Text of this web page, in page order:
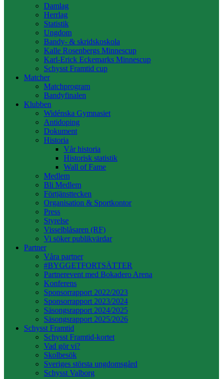
Damlag
Herrlag
Statistik
Ungdom
Bandy- & skridskoskola
Kalle Rosenbergs Minnescup
Karl-Erick Eckemarks Minnescup
Schysst Framtid cup
Matcher
Matchprogram
Bandyfinalen
Klubben
Widénska Gymnasiet
Antidoping
Dokument
Historia
Vår historia
Historisk statistik
Wall of Fame
Medlem
Bli Medlem
Förtjänsttecken
Organisation & Sportkontor
Press
Styrelse
Visselblåsaren (RF)
Vi söker publikvärdar
Partner
Våra partner
#BYGGETFORTSÄTTER
Partnerevent med Bokadero Arena
Konferens
Sponsorrapport 2022/2023
Sponsorrapport 2023/2024
Säsongsrapport 2024/2025
Säsongsrapport 2025/2026
Schysst Framtid
Schysst Framtid-kortet
Vad gör vi?
Skolbesök
Sveriges största ungdomsgård
Schysst Valborg